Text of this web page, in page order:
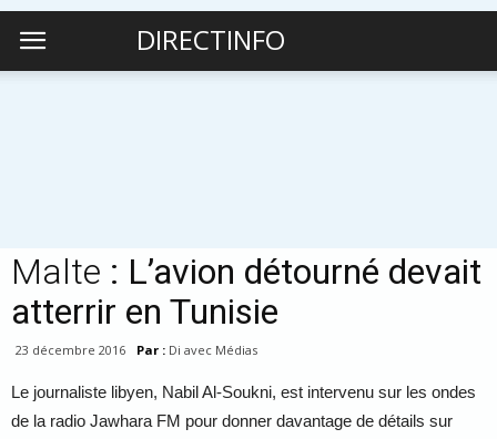
DIRECTINFO
Malte : L’avion détourné devait
atterrir en Tunisie
23 décembre 2016 Par : Di avec Médias
Le journaliste libyen, Nabil Al-Soukni, est intervenu sur les ondes
de la radio Jawhara FM pour donner davantage de détails sur